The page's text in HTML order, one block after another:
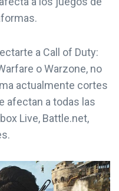
a Call of Duty:
o Warzone, no
actualmente cortes
afectan a todas las
Live, Battle.net,